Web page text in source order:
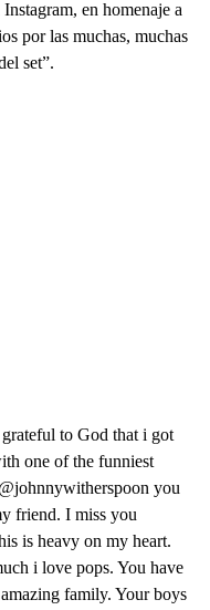
en homenaje a
por las muchas, muchas
set”.
to God that i got
one of the funniest
you
friend. I miss you
is heavy on my heart.
i love pops. You have
family. Your boys